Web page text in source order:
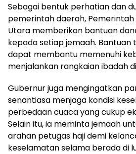
Sebagai bentuk perhatian dan
pemerintah daerah, Pemerintah
Utara memberikan bantuan
kepada setiap jemaah.
dapat membantu memenuhi
menjalankan rangkaian ibadah
Gubernur juga mengingatkan
senantiasa menjaga kondisi
perbedaan cuaca yang cukup
Selain itu, ia meminta jemaah
arahan petugas haji demi
keselamatan selama berada di